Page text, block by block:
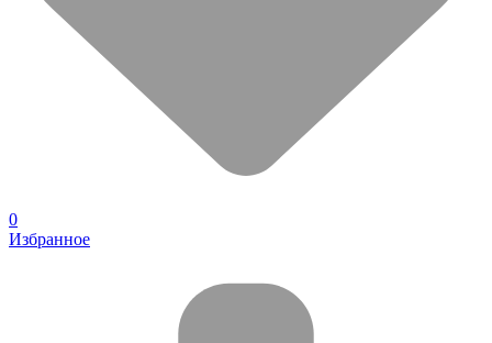
0
Избранное